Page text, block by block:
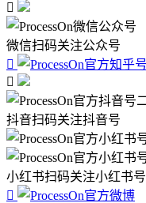

微信扫码关注公众号


抖音扫码关注抖音号
小红书扫码关注小红书号
